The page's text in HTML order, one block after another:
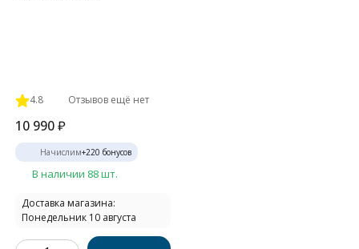
4.8 Отзывов ещё нет
10 990₽
Начислим+220 бонусов
В наличии 88 шт.
Доставка магазина:
Понедельник 10 августа